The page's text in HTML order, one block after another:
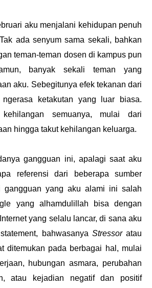
aku menjalani kehidupan penuh
ada senyum sama sekali, bahkan
teman-teman dosen di kampus pun
banyak sekali teman yang
aku. Sebegitunya efek tekanan dari
ketakutan yang luar biasa.
semuanya, mulai dari
hingga takut kehilangan keluarga.
gangguan ini, apalagi saat aku
referensi dari beberapa sumber
gangguan yang aku alami ini salah
yang alhamdulillah bisa dengan
yang selalu lancar, di sana aku
bahwasanya Stressoratau
ditemukan pada berbagai hal, mulai
hubungan asmara, perubahan
atau kejadian negatif dan positif